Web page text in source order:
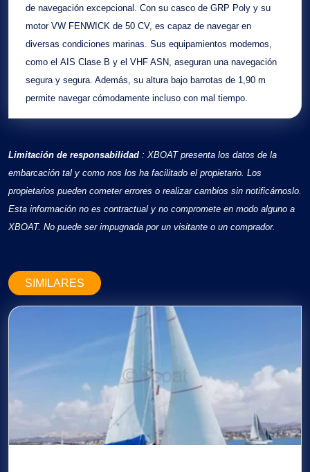
de navegación excepcional. Con su casco de GRP Poly y su
motor VW FENWICK de 50 CV, es capaz de navegar en
diversas condiciones marinas. Sus equipamientos modernos,
como el AIS Clase B y el VHF ASN , aseguran una navegación
segura y segura. Además, su altura bajo barrotas de 1,90 m
permite navegar cómodamente incluso con mal tiempo.
Limitación de responsabilidad : XBOAT presenta los datos de la
embarcación tal y como nos los ha facilitado el propietario. Los
propietarios pueden cometer errores o realizar cambios sin notificárnoslo.
Esta información no es contractual y no compromete en modo alguno a
XBOAT. No puede ser impugnada por un visitante o un comprador.
SIMILARES